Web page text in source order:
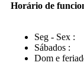
Horário de
Seg - Sex :
Sábados :
Dom e